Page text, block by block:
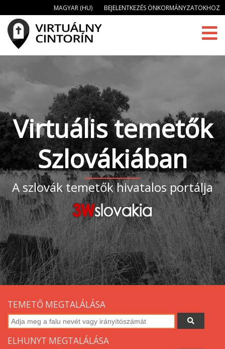
MAGYAR (HU) BEJELENTKEZÉS ÖNKORMÁNYZATOKHOZ
Virtuális temetők
Szlovákiában
A szlovák temetők hivatalos portálja
TEMETŐ MEGTALÁLÁSA
ELHUNYT MEGTALÁLÁSA